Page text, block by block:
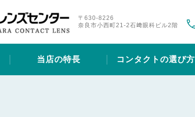
〒630-8226
奈良市小西町21-2石﨑眼科ビル2階
当店の特長 コンタクトの選び方